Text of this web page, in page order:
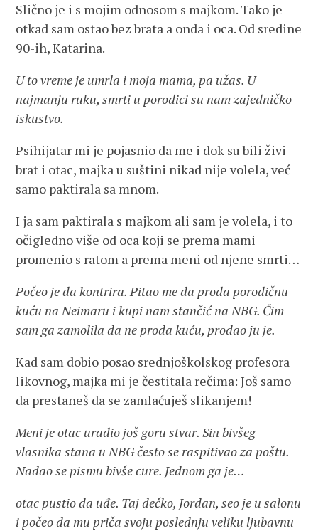
Slično je i s mojim odnosom s majkom. Tako je
otkad sam ostao bez brata a onda i oca. Od sredine
90-ih, Katarina.
U to vreme je umrla i moja mama, pa užas. U
najmanju ruku, smrti u porodici su nam zajedničko
iskustvo.
Psihijatar mi je pojasnio da me i dok su bili živi
brat i otac, majka u suštini nikad nije volela, već
samo paktirala sa mnom.
I ja sam paktirala s majkom ali sam je volela, i to
očigledno više od oca koji se prema mami
promenio s ratom a prema meni od njene smrti…
Počeo je da kontrira. Pitao me da proda porodičnu
kuću na Neimaru i kupi nam stančić na NBG. Čim
sam ga zamolila da ne proda kuću, prodao ju je.
Kad sam dobio posao srednjoškolskog profesora
likovnog, majka mi je čestitala rečima: Još samo
da prestaneš da se zamlaćuješ slikanjem!
Meni je otac uradio još goru stvar. Sin bivšeg
vlasnika stana u NBG često se raspitivao za poštu.
Nadao se pismu bivše cure. Jednom ga je…
otac pustio da uđe. Taj dečko, Jordan, seo je u salonu
i počeo da mu priča svoju poslednju veliku ljubavnu